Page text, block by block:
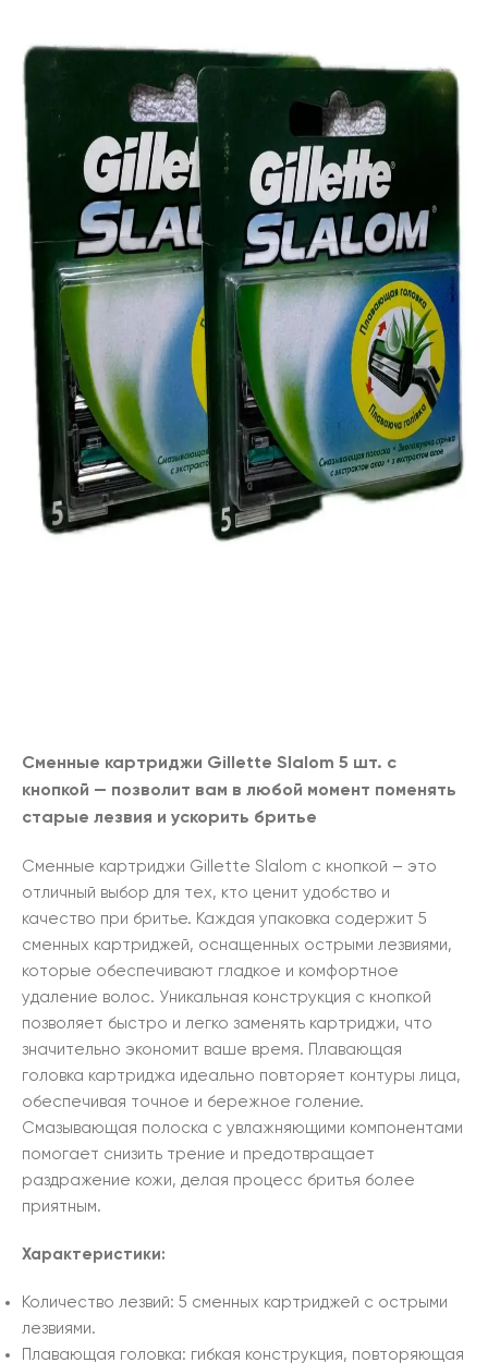
Сменные картриджи Gillette Slalom 5 шт. с
кнопкой — позволит вам в любой момент поменять
старые лезвия и ускорить бритье
Сменные картриджи Gillette Slalom с кнопкой – это
отличный выбор для тех, кто ценит удобство и
качество при бритье. Каждая упаковка содержит 5
сменных картриджей, оснащенных острыми лезвиями,
которые обеспечивают гладкое и комфортное
удаление волос. Уникальная конструкция с кнопкой
позволяет быстро и легко заменять картриджи, что
значительно экономит ваше время. Плавающая
головка картриджа идеально повторяет контуры лица,
обеспечивая точное и бережное голение.
Смазывающая полоска с увлажняющими компонентами
помогает снизить трение и предотвращает
раздражение кожи, делая процесс бритья более
приятным.
Характеристики:
Количество лезвий: 5 сменных картриджей с острыми
лезвиями.
Плавающая головка: гибкая конструкция, повторяющая